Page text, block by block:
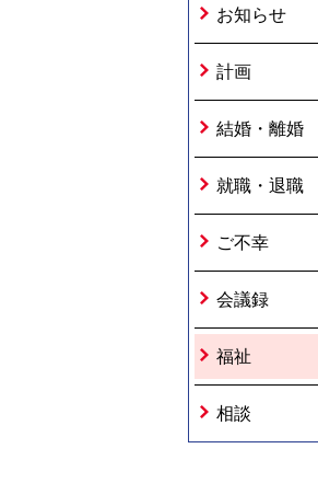
お知らせ
計画
結婚・離婚
就職・退職
ご不幸
会議録
福祉
相談